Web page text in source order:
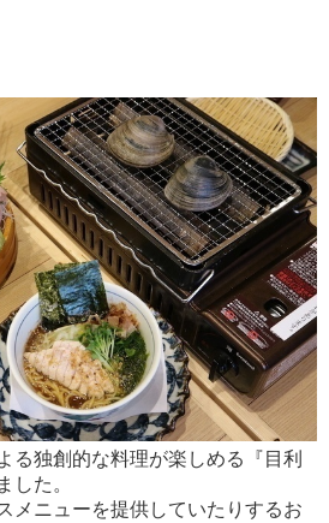
る独創的な料理が楽しめる『目利
した。
メニューを提供していたりするお